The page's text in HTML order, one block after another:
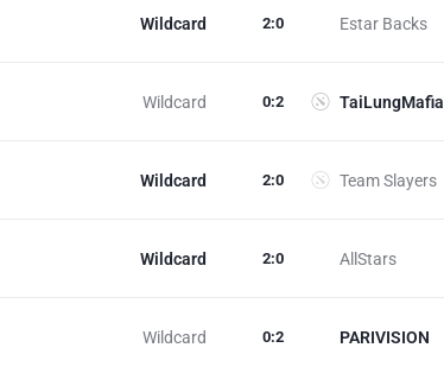
Wildcard Estar Backs
2:0
Wildcard TaiLungMafia
0:2
Wildcard Team Slayers
2:0
Wildcard AllStars
2:0
Wildcard PARIVISION
0:2